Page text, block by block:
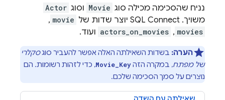
נניח שהסכימה מכילה סוג Movie וסוג Actor
משויך. ‫ SQL Connect יוצר שדות של movie
,‏
movies
,‏
actors_on_movies ועוד.
הערה: בשדות השאילתה האלה אפשר להעביר סוגסקלרי
של מפתח, במקרה הזהMovie_Key, כדי לזהות רשומות. הם
נוצרים על סמך הסכימה שלכם.